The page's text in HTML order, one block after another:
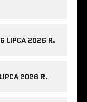
LIPCA 2026 R.
2026 R.